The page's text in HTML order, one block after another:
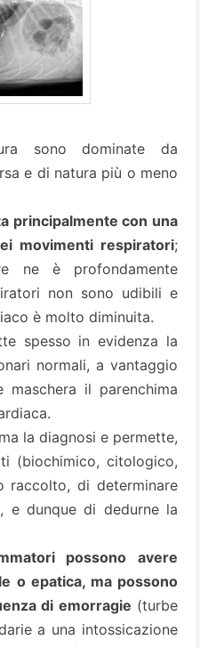
sono dominate da
e di natura più o meno
principalmente con una
movimenti respiratori;
ne è profondamente
non sono udibili e
è molto diminuita.
spesso in evidenza la
normali, a vantaggio
il parenchima
la diagnosi e permette,
(biochimico, citologico,
raccolto, di determinare
e dunque di dedurne la
possono avere
o epatica, ma possono
di emorragie (turbe
a una intossicazione